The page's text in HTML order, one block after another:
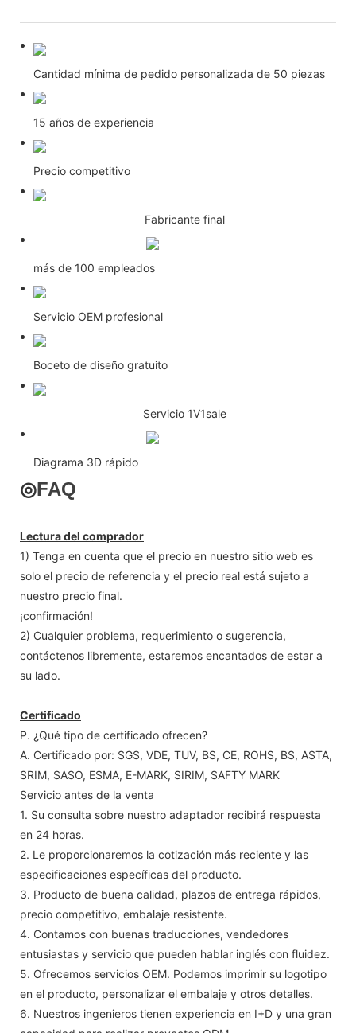
Cantidad mínima de pedido personalizada de 50 piezas
15 años de experiencia
Precio competitivo
Fabricante final
más de 100 empleados
Servicio OEM profesional
Boceto de diseño gratuito
Servicio 1V1sale
Diagrama 3D rápido
◎FAQ
Lectura del comprador
1) Tenga en cuenta que el precio en nuestro sitio web es
solo el precio de referencia y el precio real está sujeto a
nuestro precio final.
¡confirmación!
2) Cualquier problema, requerimiento o sugerencia,
contáctenos libremente, estaremos encantados de estar a
su lado.
Certificado
P. ¿Qué tipo de certificado ofrecen?
A. Certificado por: SGS, VDE, TUV, BS, CE, ROHS, BS, ASTA,
SRIM, SASO, ESMA, E-MARK, SIRIM, SAFTY MARK
Servicio antes de la venta
1. Su consulta sobre nuestro adaptador recibirá respuesta
en 24 horas.
2. Le proporcionaremos la cotización más reciente y las
especificaciones específicas del producto.
3. Producto de buena calidad, plazos de entrega rápidos,
precio competitivo, embalaje resistente.
4. Contamos con buenas traducciones, vendedores
entusiastas y servicio que pueden hablar inglés con fluidez.
5. Ofrecemos servicios OEM. Podemos imprimir su logotipo
en el producto, personalizar el embalaje y otros detalles.
6. Nuestros ingenieros tienen experiencia en I+D y una gran